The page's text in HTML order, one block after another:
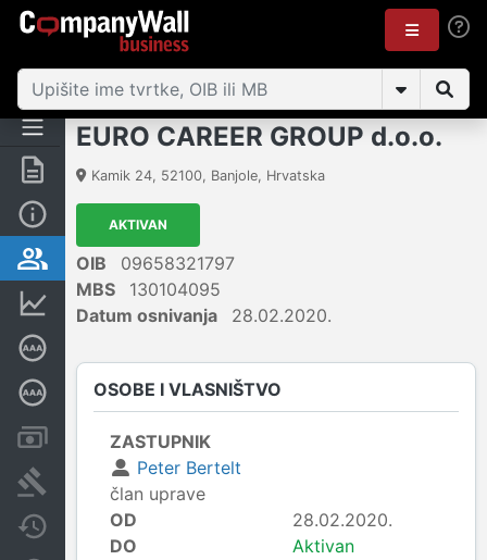
Sažetak
Osobe i vlasništvo
Dubinska bonitetna ocjena
Računi i blokade
Sudske objave
Javne nabavke
EURO CAREER GROUP d.o.o.
Kamik 24, 52100, Banjole, Hrvatska
AKTIVAN
OIB
09658321797
MBS
130104095
Datum osnivanja
28.02.2020.
OSOBE I VLASNIŠTVO
ZASTUPNIK
Peter Bertelt
član uprave
OD
28.02.2020.
DO
Aktivan